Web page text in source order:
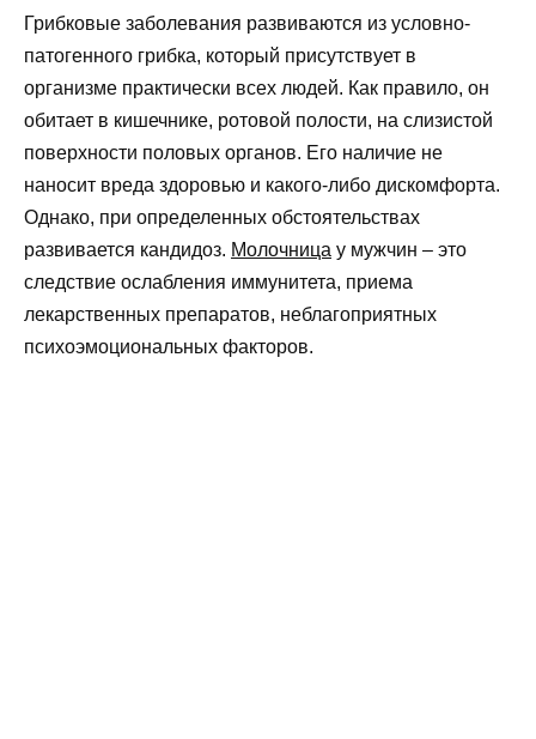
Грибковые заболевания развиваются из условно-
патогенного грибка, который присутствует в
организме практически всех людей. Как правило, он
обитает в кишечнике, ротовой полости, на слизистой
поверхности половых органов. Его наличие не
наносит вреда здоровью и какого-либо дискомфорта.
Однако, при определенных обстоятельствах
развивается кандидоз. Молочница у мужчин­ – это
следствие ослабления иммунитета, приема
лекарственных препаратов, неблагоприятных
психоэмоциональных факторов.